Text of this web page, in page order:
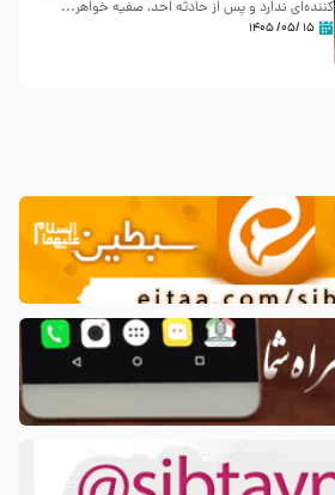
کننده‌ای ندارد و پس از حادثه احد، صفیه خواهر...
۱۵ /۰۵/ ۱۴۰۵